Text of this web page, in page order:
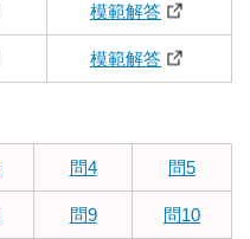
模範解答
模範解答
問4 問5
問9 問10